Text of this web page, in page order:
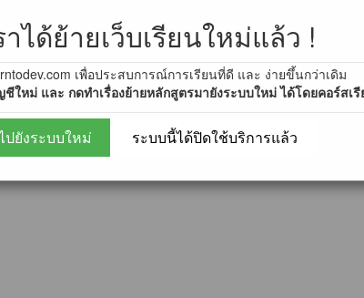
าได้ย้ายเว็บเรียนใหม่แล้ว !
เพื่อประสบการณ์การเรียนที่ดี และ ง่ายขึ้นกว่าเดิม
หม่ และ กดทำเรื่องย้ายหลักสูตรมายังระบบใหม่ ได้โดยคอร์สเ
ปยังระบบใหม่ ระบบนี้ได้ปิดใช้บริการแล้ว